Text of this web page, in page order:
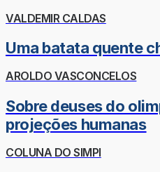
VALDEMIR CALDAS
Uma batata quente
AROLDO VASCONCELOS
Sobre deuses do
projeções humanas
COLUNA DO SIMPI